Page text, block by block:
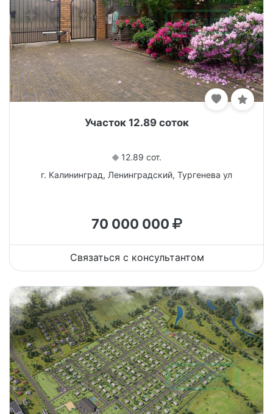
Участок 12.89 соток
12.89 сот.
г. Калининград, Ленинградский, Тургенева ул
70 000 000
Связаться с консультантом